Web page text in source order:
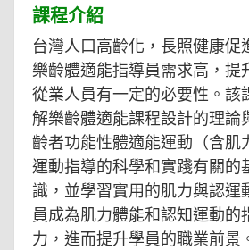
課程介紹
台灣人口高齡化，長照健康促
樂齡體適能指導員需求高，提
從業人員有一定的必要性。該
解樂齡體適能課程設計的理論
齡者功能性體適能運動（含肌
運動指導的科學和實踐有關的
識，並學習實用的肌力與認運
員成為肌力體能和認知運動的
力，進而提升學員的職業前景